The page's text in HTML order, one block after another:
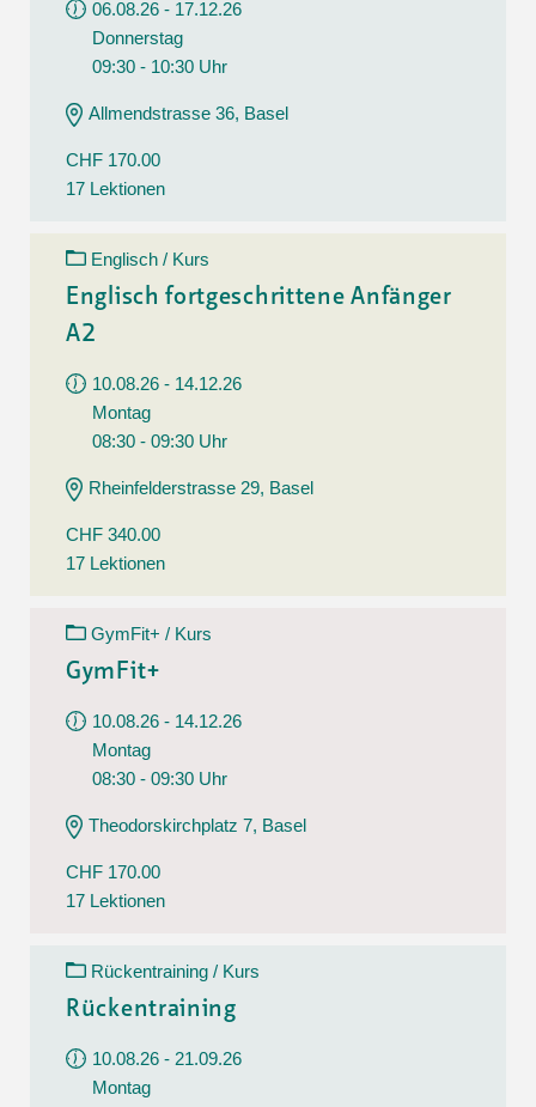
06.08.26 - 17.12.26
Donnerstag
09:30 - 10:30 Uhr
Allmendstrasse 36, Basel
CHF 170.00
17 Lektionen
Englisch / Kurs
Englisch fortgeschrittene Anfänger
A2
10.08.26 - 14.12.26
Montag
08:30 - 09:30 Uhr
Rheinfelderstrasse 29, Basel
CHF 340.00
17 Lektionen
GymFit+ / Kurs
GymFit+
10.08.26 - 14.12.26
Montag
08:30 - 09:30 Uhr
Theodorskirchplatz 7, Basel
CHF 170.00
17 Lektionen
Rückentraining / Kurs
Rückentraining
10.08.26 - 21.09.26
Montag